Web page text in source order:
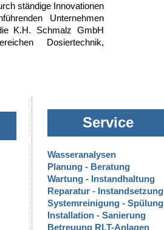
ständige Innovationen
Unternehmen
K.H. Schmalz GmbH
Dosiertechnik,
Service
Wasseranalysen
Planung - Beratung
Wartung - Instandhaltung
Reparatur - Instandsetzung
Systemreinigung - Spülung
Installation - Sanierung
Betreuung RLT-Anlagen